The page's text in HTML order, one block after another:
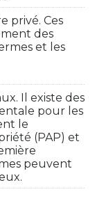
privé. Ces
des
et les
Il existe des
pour les
le
(PAP) et
peuvent